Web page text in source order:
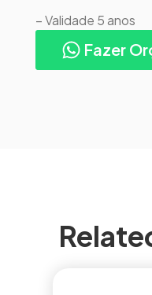
– Validade 5 anos
Fazer